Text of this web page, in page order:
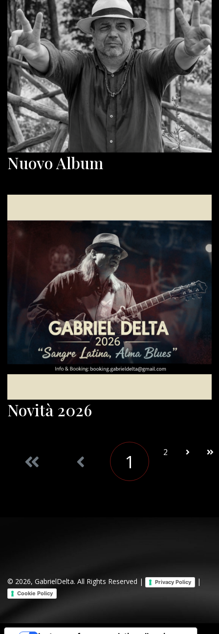
Nuovo Album
Novità 2026
1 2
© 2026, GabrielDelta. All Rights Reserved | Privacy Policy |
Cookie Policy